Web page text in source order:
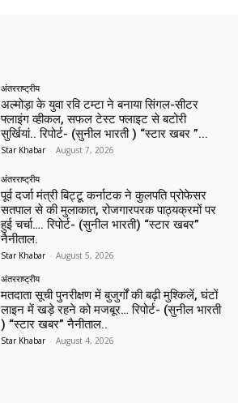
अंतरराष्ट्रीय
अल्मोड़ा के युवा रवि टम्टा ने बनाया सिंगल-सीटर
फ्लाइंग व्हीकल, सफल टेस्ट फ्लाइट से बटोरी
सुर्खियां.. रिपोर्ट- (सुनील भारती ) “स्टार खबर ”...
Star Khabar - August 7, 2026
अंतरराष्ट्रीय
पूर्व दर्जा मंत्री बिट्टू कर्नाटक ने कुलपति प्रोफेसर
सतपाल से की मुलाकात, रोजगारपरक पाठ्यक्रमों पर
हुई चर्चा…. रिपोर्ट- (सुनील भारती) “स्टार खबर”
नैनीताल.
Star Khabar - August 5, 2026
अंतरराष्ट्रीय
मतदाता सूची पुनरीक्षण में बुजुर्गों की बढ़ी मुश्किलें, घंटों
लाइन में खड़े रहने को मजबूर… रिपोर्ट- (सुनील भारती
) “स्टार खबर” नैनीताल..
Star Khabar - August 4, 2026